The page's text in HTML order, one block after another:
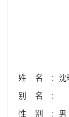
姓名: 沈
别名:
性别: 男